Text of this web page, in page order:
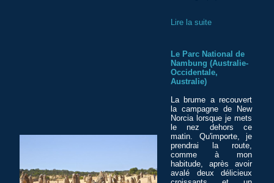
Lire la suite
Le Parc National de
Nambung (Australie-
Occidentale,
Australie)
La brume a recouvert
la campagne de New
Norcia lorsque je mets
le nez dehors ce
matin. Qu'importe, je
prendrai la route,
comme à mon
habitude, après avoir
avalé deux délicieux